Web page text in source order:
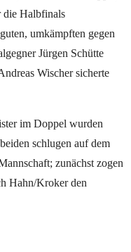
die Halbfinals
umkämpften gegen
Jürgen Schütte
Wischer sicherte
im Doppel wurden
schlugen auf dem
zunächst zogen
Hahn/Kroker den